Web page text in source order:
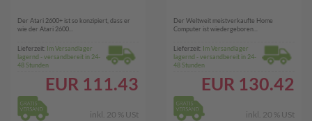
Der Atari 2600+ ist so konzipiert, dass er
wie der Atari 2600...
Lieferzeit: Im Versandlager
lagernd - versandbereit in 24-
48 Stunden
EUR 111.43
inkl. 20 % USt
Der Weltweit meistverkaufte Home
Computer ist wiedergeboren...
Lieferzeit: Im Versandlager
lagernd - versandbereit in 24-
48 Stunden
EUR 130.42
inkl. 20 % USt